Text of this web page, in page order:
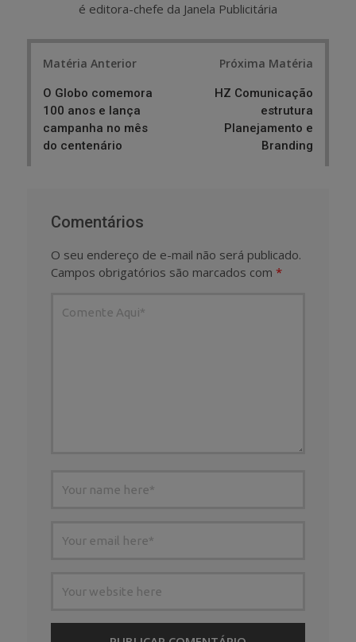
é editora-chefe da Janela Publicitária
Matéria Anterior
O Globo comemora
100 anos e lança
campanha no mês
do centenário
Próxima Matéria
HZ Comunicação
estrutura
Planejamento e
Branding
Comentários
O seu endereço de e-mail não será publicado.
Campos obrigatórios são marcados com *